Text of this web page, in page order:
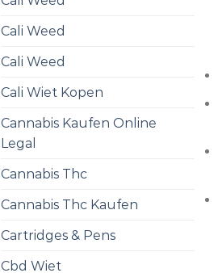
Cali Weed
Cali Weed
Cali Wiet Kopen
Cannabis Kaufen Online
Legal
Cannabis Thc
Cannabis Thc Kaufen
Cartridges & Pens
Cbd Wiet